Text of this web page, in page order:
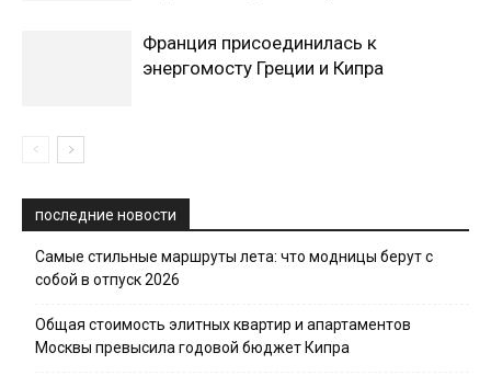
Франция присоединилась к
энергомосту Греции и Кипра
последние новости
Самые стильные маршруты лета: что модницы берут с
собой в отпуск 2026
Общая стоимость элитных квартир и апартаментов
Москвы превысила годовой бюджет Кипра